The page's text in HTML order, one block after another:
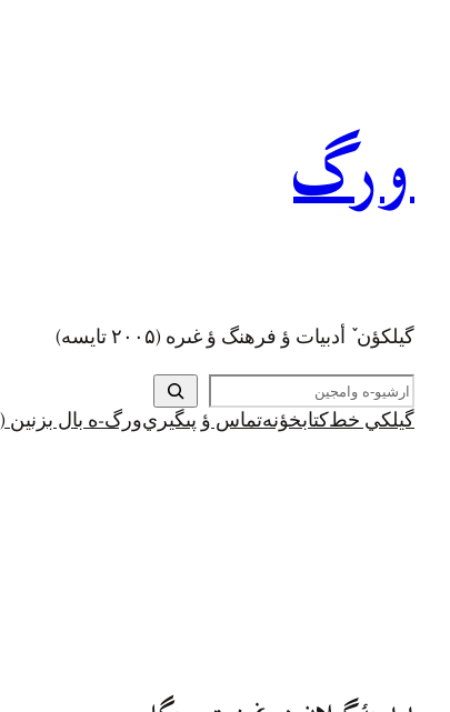
ورگ
گيلکؤن ٚ أدبیات ؤ فرهنگ ؤ غىره (۲۰۰۵ تايسه)
ج
س
تگيلکي خط کتابخؤنهتماس ؤ پىگيريورگ-ه بال بزنين (Support and Donation)